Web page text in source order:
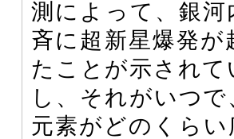
測によって、銀河
斉に超新星爆発が
たことが示されて
し、それがいつ
元素がどのくらい